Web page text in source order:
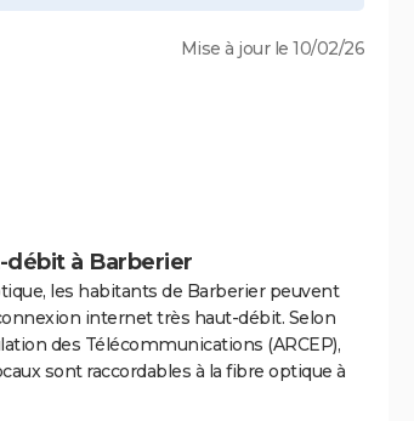
Mise à jour le 10/02/26
à Barberier
les habitants de Barberier peuvent
internet très haut-débit. Selon
des Télécommunications (ARCEP),
sont raccordables à la fibre optique à